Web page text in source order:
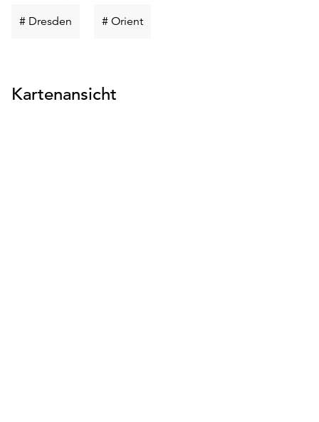
# Dresden Schlüsselwort
# OrientSchlüsselwort
Kartenansicht